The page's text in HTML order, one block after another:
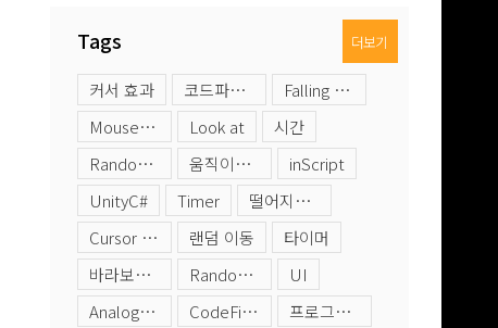
Tags 더보기
커서 효과 코드파인더
Falling Objects
Mouse Input
Look at
시간
RandomItem
움직이는 오브젝트
inScript
UnityC#
Timer
떨어지는 오브젝트
Cursor Moving
랜덤 이동
타이머
바라보게 하기
Random Position
UI
AnalogClock
CodeFinder 프로그래밍